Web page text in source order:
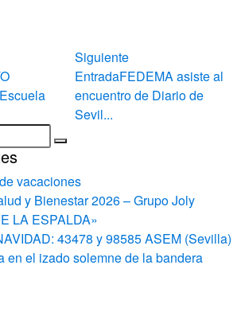
Siguiente
EntradaFEDEMA asiste al
encuentro de Diario de
Sevil...
vacaciones
y Bienestar 2026 – Grupo Joly
LA ESPALDA»
43478 y 98585 ASEM (Sevilla)
en el izado solemne de la bandera